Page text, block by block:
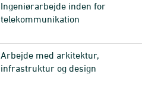
Ingeniørarbejde inden for
telekommunikation
Arbejde med arkitektur,
infrastruktur og design